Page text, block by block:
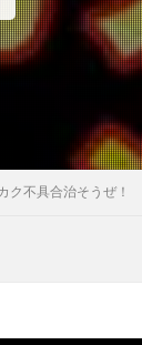
ク不具合治そうぜ！